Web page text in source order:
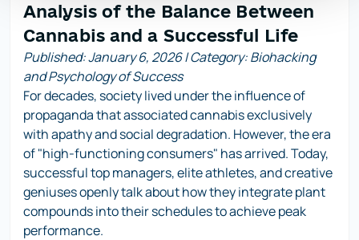
Analysis of the Balance Between
Cannabis and a Successful Life
Published: January 6, 2026 | Category: Biohacking
and Psychology of Success
For decades, society lived under the influence of
propaganda that associated cannabis exclusively
with apathy and social degradation. However, the era
of"high-functioning consumers" has arrived. Today,
successful top managers, elite athletes, and creative
geniuses openly talk about how they integrate plant
compounds into their schedules to achieve peak
performance.
Окремо наголошуємо: будь-яке використання продукції у
спосіб, що виходить за межі її сувенірного, колекційного
чи декоративного призначення, може бути незаконним і
спричинити правові наслідки для особи, яка вчинила такі
дії, включно з адміністративною або кримінальною
відповідальністю.
Оформлюючи замовлення на сайті growdiaries.com.ua,
покупець підтверджує, що ознайомлений із цим
повідомленням, розуміє призначення продукції та
зобов’язується використовувати її виключно в межах
чинного законодавства України.